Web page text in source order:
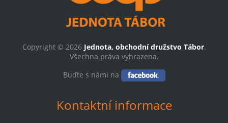
Copyright © 2026 Jednota, obchodní družstvo Tábor.
Všechna práva vyhrazena.
Buďte s námi na
Kontaktní informace